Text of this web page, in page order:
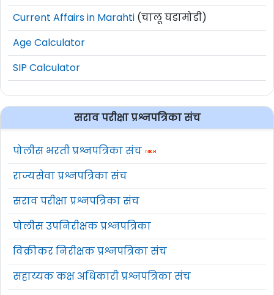
Current Affairs in Marahti (चालू घडामोडी)
Age Calculator
SIP Calculator
सराव परीक्षा प्रश्नपत्रिका संच
पोलीस भरती प्रश्नपत्रिका संच
राज्यसेवा प्रश्नपत्रिका संच
सराव परीक्षा प्रश्नपत्रिका संच
पोलीस उपनिरीक्षक प्रश्नपत्रिका
विक्रीकर निरीक्षक प्रश्नपत्रिका संच
सहाय्यक कक्ष अधिकारी प्रश्नपत्रिका संच